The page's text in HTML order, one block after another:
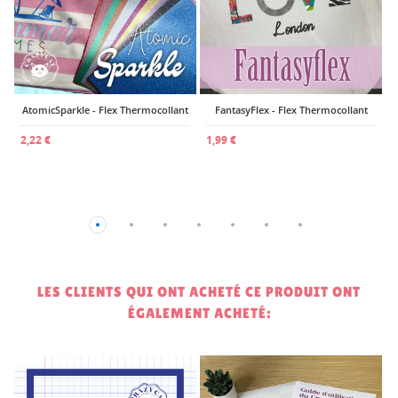
AtomicSparkle - Flex Thermocollant
2,22 €
FantasyFlex - Flex Thermocollant
1,99 €
LES CLIENTS QUI ONT ACHETÉ CE PRODUIT ONT
ÉGALEMENT ACHETÉ: